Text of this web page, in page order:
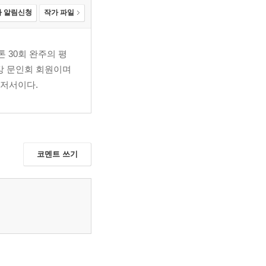
알림신청 작가 파일
30회 완주의 평
문인회 회원이며
서이다.
코멘트 쓰기